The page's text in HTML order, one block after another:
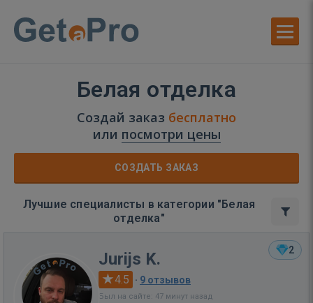
Белая отделка
Создай заказ бесплатно
или посмотри цены
СОЗДАТЬ ЗАКАЗ
Лучшие специалисты в категории "Белая
отделка"
2
Jurijs K.
4.5 · 9 отзывов
Был на сайте: 47 минут назад